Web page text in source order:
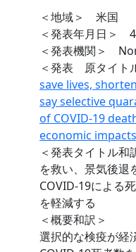
＜地域＞ 米国
＜発表年月日＞
＜発表機関＞
＜発表 原タイト
save lives,
say selective
of COVID-19
economic impacts
＜発表タイトル
を救い、景気後退
COVID-19による
を軽減する
＜概要和訳＞
選択的な検疫が経